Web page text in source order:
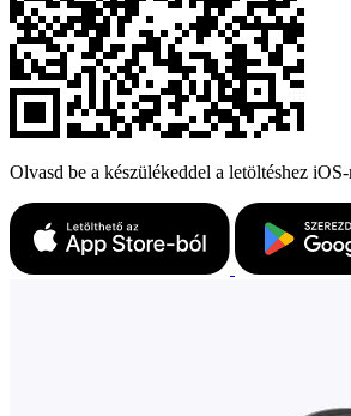
Olvasd be a készülékeddel a letöltéshez